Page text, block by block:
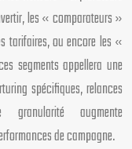
les « comparateurs »
tarifaires, ou encore les «
segments appellera une
spécifiques, relances
granularité augmente
de campagne.